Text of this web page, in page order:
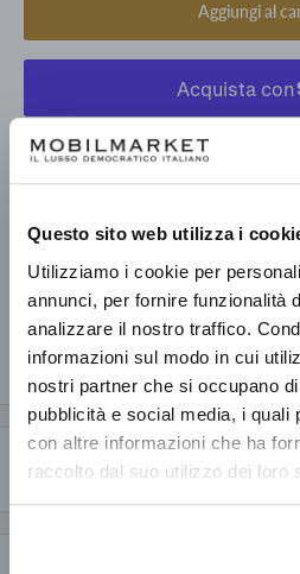
Questo sito web utilizza i
Utilizziamo i cookie per
annunci, per fornire funzionalità
analizzare il nostro traffico.
informazioni sul modo in cui
nostri partner che si occupano
pubblicità e social media, i quali
con altre informazioni che ha
raccolto dal suo utilizzo dei loro
Aggiungi al
Altre opzioni di
V.no
Informazioni sul negozio
Condividi questo prodotto
Descrizione